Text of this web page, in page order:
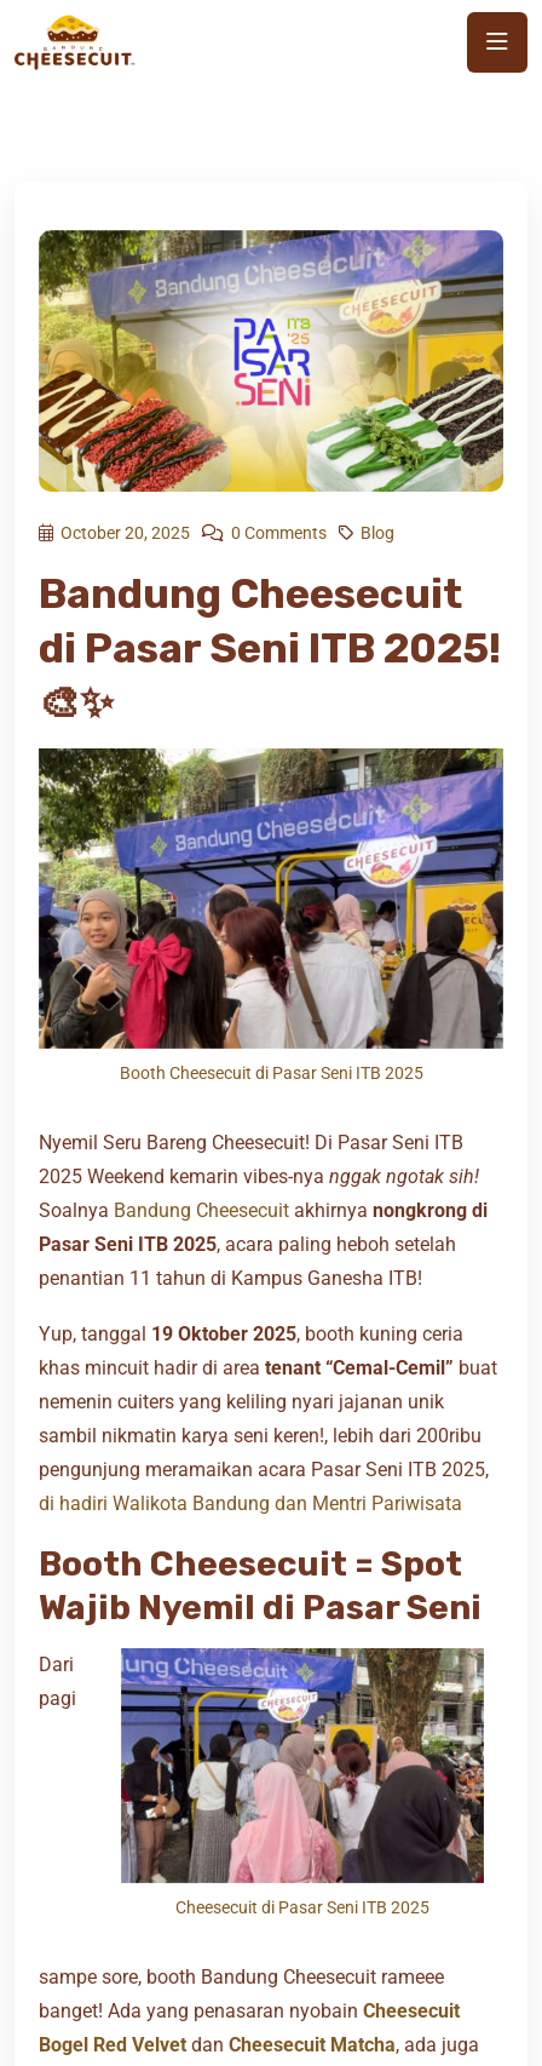
October 20, 2025 0 Comments Blog
Bandung Cheesecuit
di Pasar Seni ITB 2025!
🎨✨
Booth Cheesecuit di Pasar Seni ITB 2025
Nyemil Seru Bareng Cheesecuit! Di Pasar Seni ITB
2025 Weekend kemarin vibes-nya nggak ngotak sih!
Soalnya Bandung Cheesecuit akhirnya nongkrong di
Pasar Seni ITB 2025, acara paling heboh setelah
penantian 11 tahun di Kampus Ganesha ITB!
Yup, tanggal 19 Oktober 2025, booth kuning ceria
khas mincuit hadir di area tenant “Cemal-Cemil” buat
nemenin cuiters yang keliling nyari jajanan unik
sambil nikmatin karya seni keren!, lebih dari 200ribu
pengunjung meramaikan acara Pasar Seni ITB 2025,
di hadiri Walikota Bandung dan Mentri Pariwisata
Booth Cheesecuit = Spot
Wajib Nyemil di Pasar Seni
Cheesecuit di Pasar Seni ITB 2025
Dari
pagi
sampe sore, booth Bandung Cheesecuit rameee
banget! Ada yang penasaran nyobain Cheesecuit
Bogel Red Velvet dan Cheesecuit Matcha, ada juga